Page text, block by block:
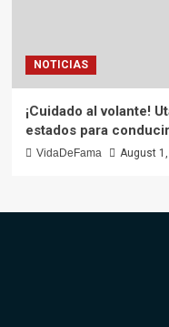
NOTICIAS
¡Cuidado al volante!
estados para conducir
VidaDeFama August